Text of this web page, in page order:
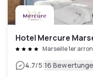
Hotel Mercure
Marseille 1er
4.7/5|16